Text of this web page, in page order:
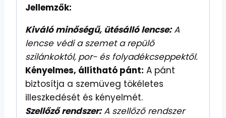
Jellemzők:
Kiváló minőségű, ütésálló lencse:A
lencse védi a szemet a repülő
szilánkoktól, por- és folyadékcseppektől.
Kényelmes, állítható pánt: A pánt
biztosítja a szemüveg tökéletes
illeszkedését és kényelmét.
Szellőző rendszer:A szellőző rendszer